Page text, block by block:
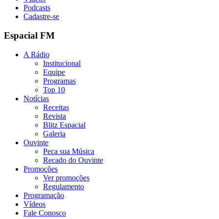
Podcasts
Cadastre-se
Espacial FM
A Rádio
Institucional
Equipe
Programas
Top 10
Notícias
Receitas
Revista
Blitz Espacial
Galeria
Ouvinte
Peça sua Música
Recado do Ouvinte
Promoções
Ver promoções
Regulamento
Programação
Vídeos
Fale Conosco